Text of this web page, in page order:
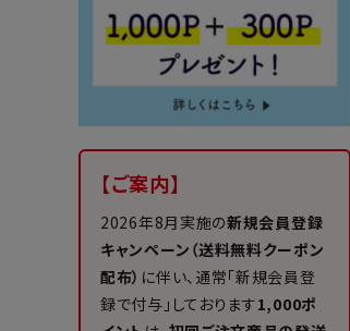
【ご案内】
2026年8月実施の新規会員登録
キャンペーン（送料無料クーポン
配布） に伴い、通常「新規会員登
録で付与」しております1,000ポ